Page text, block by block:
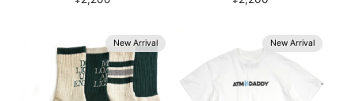
New Arrival New Arrival